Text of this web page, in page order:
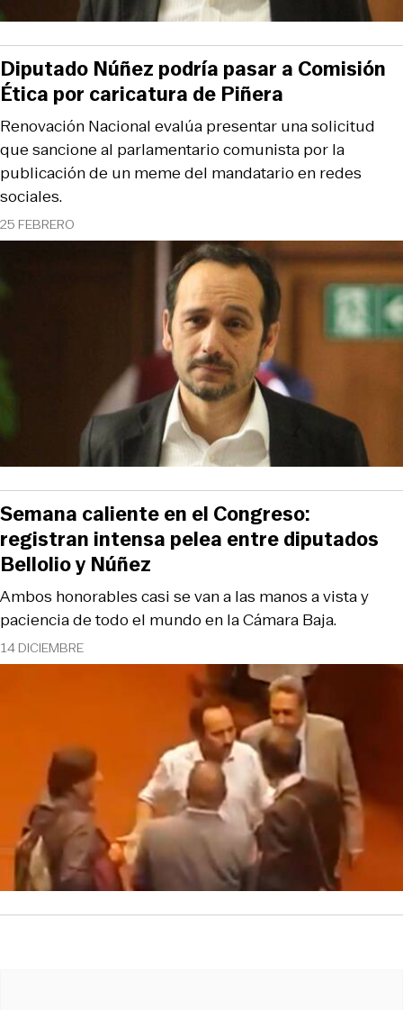
25 FEBRERO
Renovación Nacional evalúa presentar una solicitud
que sancione al parlamentario comunista por la
publicación de un meme del mandatario en redes
sociales.
Diputado Núñez podría pasar a Comisión
Ética por caricatura de Piñera
14 DICIEMBRE
Ambos honorables casi se van a las manos a vista y
paciencia de todo el mundo en la Cámara Baja.
Semana caliente en el Congreso:
registran intensa pelea entre diputados
Bellolio y Núñez